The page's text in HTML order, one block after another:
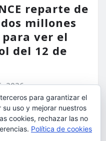
reparte de
millones
ver el
del 12 de
2026
para garantizar el
uso y mejorar nuestros
cookies, rechazar las no
Política de cookies